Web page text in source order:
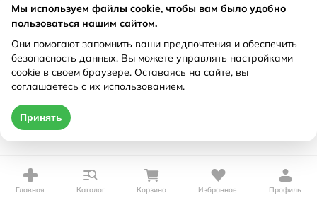
Главная Каталог Корзина Избранное Профиль
Мы используем файлы cookie, чтобы вам было удобно
пользоваться нашим сайтом.
Они помогают запомнить ваши предпочтения и обеспечить
безопасность данных. Вы можете управлять настройками
cookie в своем браузере. Оставаясь на сайте, вы
соглашаетесь с их использованием.
Принять